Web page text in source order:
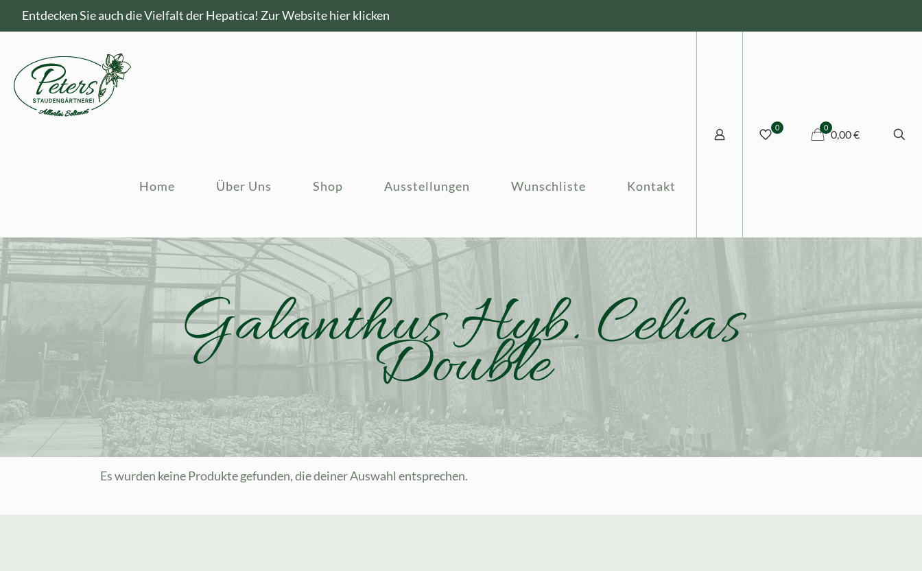
Entdecken Sie auch die Vielfalt der Hepatica! Zur Website hier klicken
Home Über Uns Shop Ausstellungen Wunschliste Kontakt
0 0
0,00 €
Galanthus Hyb. Celias
Double
Es wurden keine Produkte gefunden, die deiner Auswahl entsprechen.